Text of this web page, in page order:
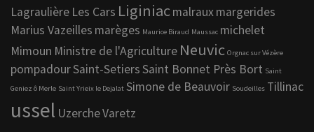
Lagraulière Les Cars Liginiacmalrauxmargerides
Marius Vazeilles marèges Maurice Biraud Maussac michelet
Mimoun Ministre de l'Agriculture Neuvic Orgnac sur Vézère
pompadourSaint-SetiersSaint Bonnet Près Bort Saint
Geniez ô Merle Saint Yrieix le Dejalat Simone de Beauvoir Soudeilles Tillinac
ussel UzercheVaretz